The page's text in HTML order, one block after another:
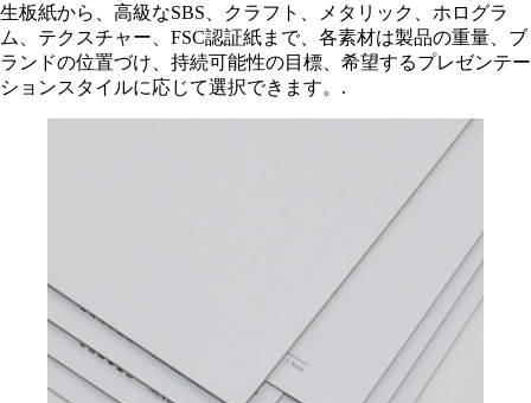
生板紙から、高級なSBS、クラフト、メタリック、ホログラ
ム、テクスチャー、FSC認証紙まで、各素材は製品の重量、ブ
ランドの位置づけ、持続可能性の目標、希望するプレゼンテー
ションスタイルに応じて選択できます。.